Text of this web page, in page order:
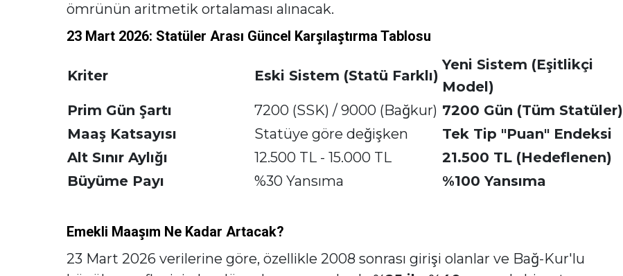
ömrünün aritmetik ortalaması alınacak.
23 Mart 2026: Statüler Arası Güncel Karşılaştırma Tablosu
Kriter Eski Sistem (Statü Farklı)
Yeni Sistem (Eşitlikçi
Model)
Prim Gün Şartı
7200 (SSK) / 9000 (Bağkur) 7200 Gün (Tüm Statüler)
Maaş Katsayısı
Statüye göre değişken
Tek Tip "Puan" Endeksi
Alt Sınır Aylığı
12.500 TL - 15.000 TL
21.500 TL (Hedeflenen)
Büyüme Payı
%30 Yansıma %100 Yansıma
Emekli Maaşım Ne Kadar Artacak?
23 Mart 2026 verilerine göre, özellikle 2008 sonrası girişi olanlar ve Bağ-Kur'lu